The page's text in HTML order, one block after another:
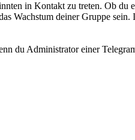
in Kontakt zu treten. Ob du
Wachstum deiner Gruppe
du Administrator einer